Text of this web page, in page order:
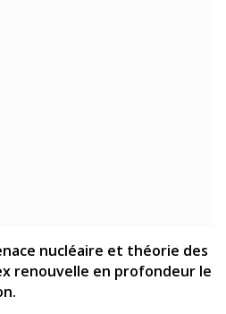
nucléaire et théorie des
renouvelle en profondeur le